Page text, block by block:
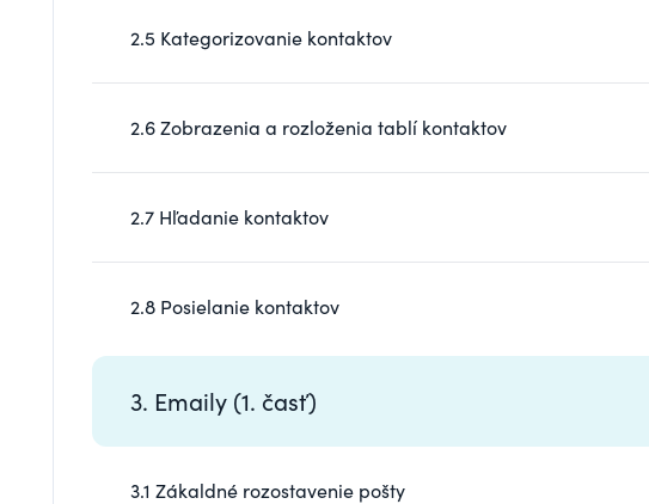
2.5 Kategorizovanie kontaktov
2.6 Zobrazenia a rozloženia tablí kontaktov
2.7 Hľadanie kontaktov
2.8 Posielanie kontaktov
3. Emaily (1. časť)
3.1 Zákaldné rozostavenie pošty